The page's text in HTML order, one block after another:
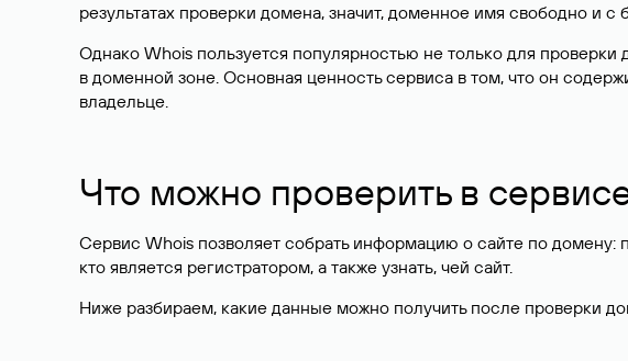
результатах проверки домена, значит, доменное имя свободно и
Однако Whois пользуется популярностью не только для
в доменной зоне. Основная ценность сервиса в том, что он
владельце.
Что можно проверить в
Сервис Whois позволяет собрать информацию о сайте по домену:
кто является регистратором, а также узнать, чей сайт.
Ниже разбираем, какие данные можно получить после проверки